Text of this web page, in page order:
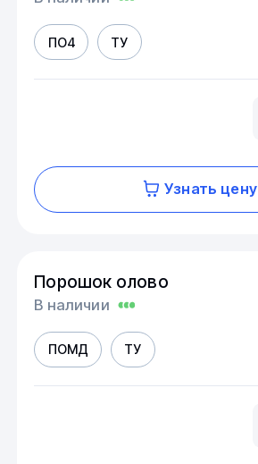
ПО4 ТУ
Узнать цену
Порошок олово
В наличии
ПОМД ТУ